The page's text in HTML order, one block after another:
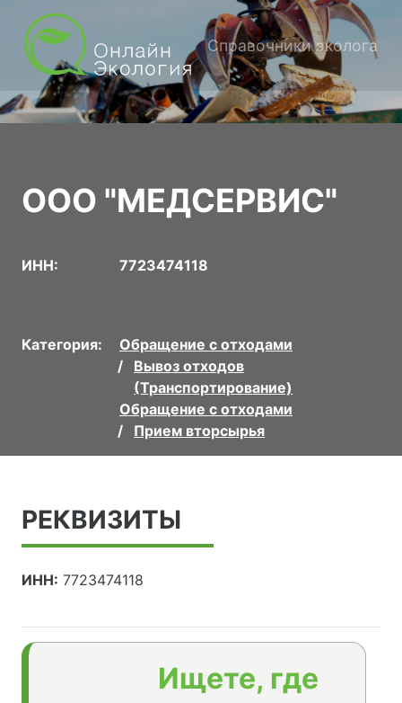
Справочники эколога
ООО "МЕДСЕРВИС"
ИНН: 7723474118
Категория:
Обращение с отходами
Вывоз отходов
(Транспортирование)
Обращение с отходами
Прием вторсырья
РЕКВИЗИТЫ
ИНН: 7723474118
Ищете, где